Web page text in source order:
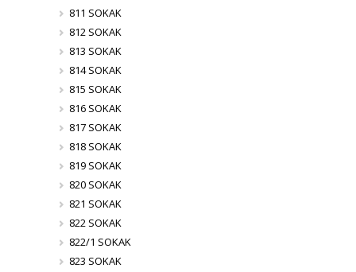
811 SOKAK
812 SOKAK
813 SOKAK
814 SOKAK
815 SOKAK
816 SOKAK
817 SOKAK
818 SOKAK
819 SOKAK
820 SOKAK
821 SOKAK
822 SOKAK
822/1 SOKAK
823 SOKAK